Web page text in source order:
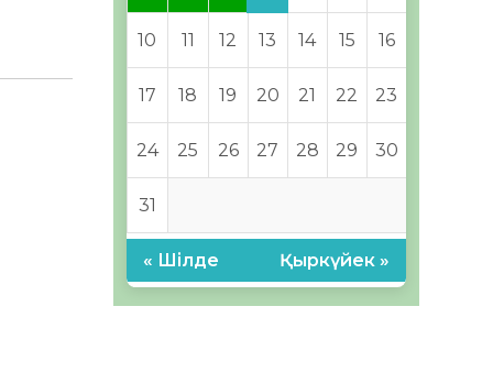
10 11 12 13 14 15 16
17 18 19 20 21 22 23
24 25 26 27 28 29 30
31
« Шілде Қыркүйек »